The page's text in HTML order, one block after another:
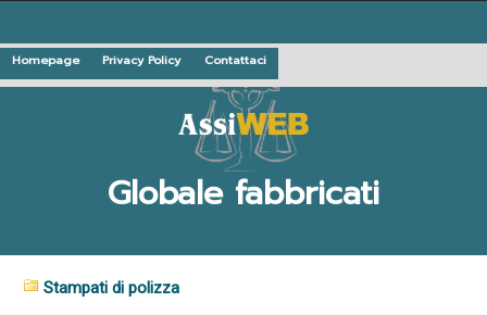
Homepage Privacy Policy Contattaci
Globale fabbricati
Stampati di polizza